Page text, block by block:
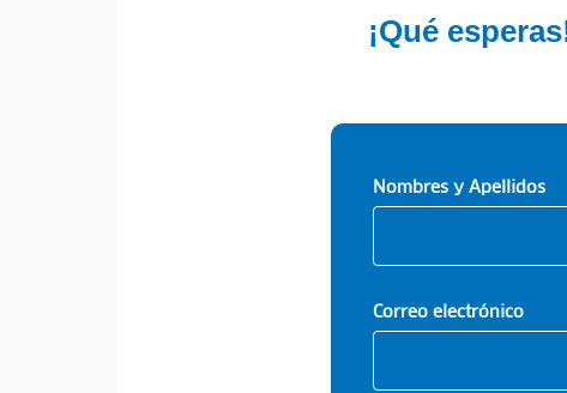
¡Qué
Nombres y Apellidos
Correo electrónico